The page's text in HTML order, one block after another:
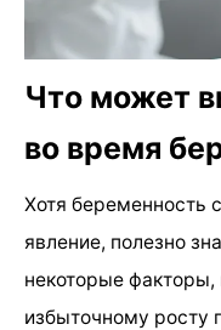
Что может
во время
Хотя беременность
явление, полезно
некоторые факторы,
избыточному росту